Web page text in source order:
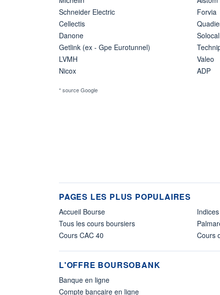
Schneider Electric
Cellectis
Danone
Getlink (ex - Gpe Eurotunnel)
LVMH
Nicox
Forvia
Solocal
Valeo
ADP
* source Google
PAGES LES PLUS POPULAIRES
Accueil Bourse
Tous les cours boursiers
Cours CAC 40
Cours
L'OFFRE BOURSOBANK
Banque en ligne
Compte bancaire en ligne